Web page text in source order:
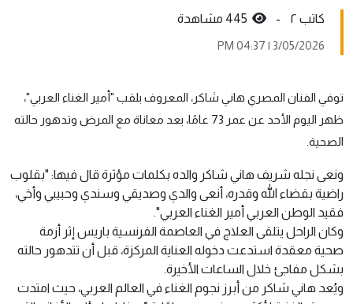
کاتب ٢ -
3/05/2026 | 04:37 PM
توفي الفنان المصري هاني شاكر، المعروف بلقب "أمير الغناء العربي"،
ظهر اليوم الأحد عن عمر 73 عامًا، بعد معاناة مع المرض وتدهور حالته
الصحية.
ونعى نجله شريف هاني شاكر والده بكلمات مؤثرة قال فيها: "بقلوب
راضية بقضاء الله وقدره، أنعى والدي وصديقي وسندي وحبيبي وأخي،
فقيد الوطن العربي أمير الغناء العربي".
وكان الراحل يتلقى العلاج في العاصمة الفرنسية باريس إثر أزمة
صحية معقدة استدعت دخوله العناية المركزة، قبل أن تتدهور حالته
بشكل مفاجئ خلال الساعات الأخيرة.
ويُعد هاني شاكر من أبرز نجوم الغناء في العالم العربي، حيث امتدت